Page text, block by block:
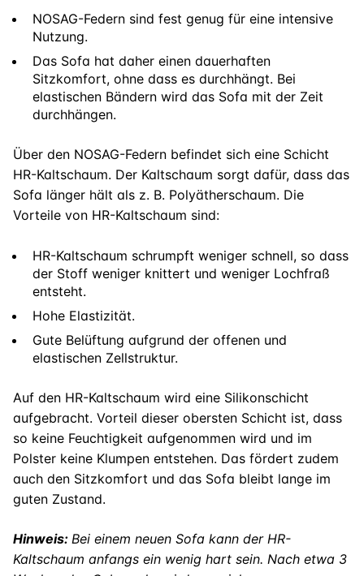
NOSAG-Federn sind fest genug für eine intensive
Nutzung.
Das Sofa hat daher einen dauerhaften
Sitzkomfort, ohne dass es durchhängt. Bei
elastischen Bändern wird das Sofa mit der Zeit
durchhängen.
Über den NOSAG-Federn befindet sich eine Schicht
HR-Kaltschaum. Der Kaltschaum sorgt dafür, dass das
Sofa länger hält als z. B. Polyätherschaum. Die
Vorteile von HR-Kaltschaum sind:
HR-Kaltschaum schrumpft weniger schnell, so dass
der Stoff weniger knittert und weniger Lochfraß
entsteht.
Hohe Elastizität.
Gute Belüftung aufgrund der offenen und
elastischen Zellstruktur.
Auf den HR-Kaltschaum wird eine Silikonschicht
aufgebracht. Vorteil dieser obersten Schicht ist, dass
so keine Feuchtigkeit aufgenommen wird und im
Polster keine Klumpen entstehen. Das fördert zudem
auch den Sitzkomfort und das Sofa bleibt lange im
guten Zustand.
Hinweis: Bei einem neuen Sofa kann der HR-
Kaltschaum anfangs ein wenig hart sein. Nach etwa 3